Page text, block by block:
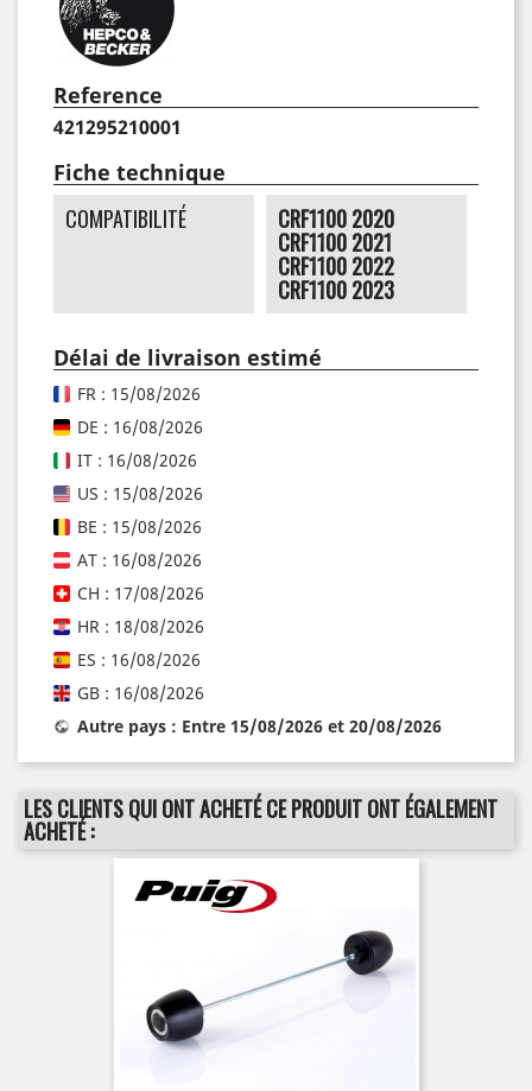
Reference
421295210001
Fiche technique
COMPATIBILITÉ CRF1100 2020
CRF1100 2021
CRF1100 2022
CRF1100 2023
Délai de livraison estimé
FR : 15/08/2026
DE : 16/08/2026
IT : 16/08/2026
US : 15/08/2026
BE : 15/08/2026
AT : 16/08/2026
CH : 17/08/2026
HR : 18/08/2026
ES : 16/08/2026
GB : 16/08/2026
Autre pays : Entre 15/08/2026 et 20/08/2026
LES CLIENTS QUI ONT ACHETÉ CE PRODUIT ONT ÉGALEMENT
ACHETÉ :